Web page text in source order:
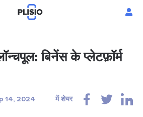
बिनेंस के प्लेटफ़ॉर्म
14, 2024 में शेयर